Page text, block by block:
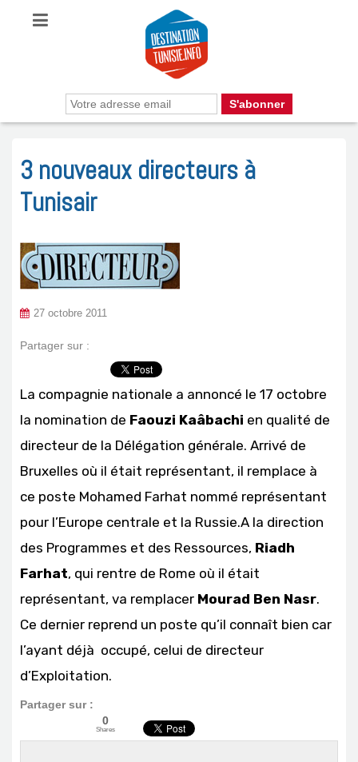
3 nouveaux directeurs à
Tunisair
27 octobre 2011
Partager sur :
La compagnie nationale a annoncé le 17 octobre
la nomination de Faouzi Kaâbachi en qualité de
directeur de la Délégation générale. Arrivé de
Bruxelles où il était représentant, il remplace à
ce poste Mohamed Farhat nommé représentant
pour l’Europe centrale et la Russie.A la direction
des Programmes et des Ressources, Riadh
Farhat, qui rentre de Rome où il était
représentant, va remplacer Mourad Ben Nasr.
Ce dernier reprend un poste qu’il connaît bien car
l’ayant déjà occupé, celui de directeur
d’Exploitation.
Partager sur :
0
Shares